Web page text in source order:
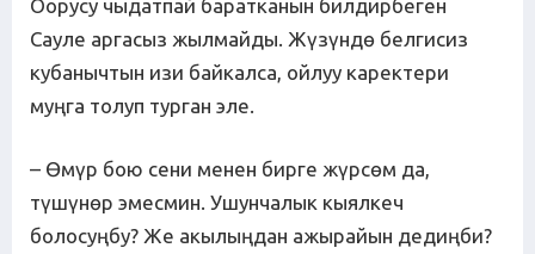
Оорусу чыдатпай баратканын билдирбеген
Сауле аргасыз жылмайды. Жүзүндө белгисиз
кубанычтын изи байкалса, ойлуу каректери
муңга толуп турган эле.
– Өмүр бою сени менен бирге жүрсөм да,
түшүнөр эмесмин. Ушунчалык кыялкеч
болосуңбу? Же акылыңдан ажырайын дедиңби?